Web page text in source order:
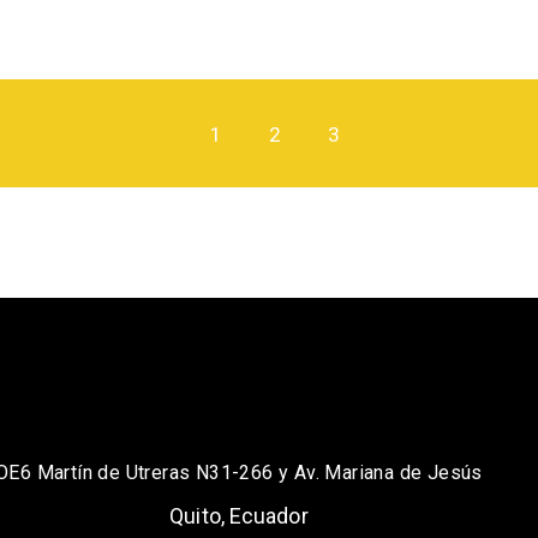
1 2 3
Martín de Utreras N31-266 y Av. Mariana de Jesús
Quito, Ecuador